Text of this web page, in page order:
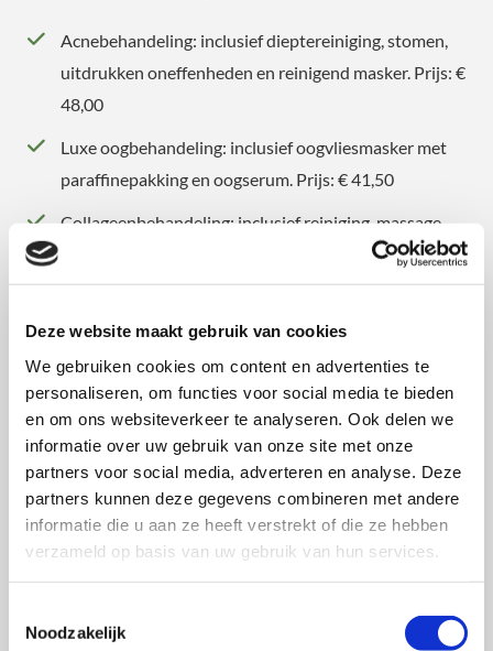
Deze website maakt gebruik van cookies
We gebruiken cookies om content en advertenties te
personaliseren, om functies voor social media te bieden
en om ons websiteverkeer te analyseren. Ook delen we
informatie over uw gebruik van onze site met onze
partners voor social media, adverteren en analyse. Deze
partners kunnen deze gegevens combineren met andere
informatie die u aan ze heeft verstrekt of die ze hebben
verzameld op basis van uw gebruik van hun services.
Noodzakelijk
Acnebehandeling: inclusief dieptereiniging, stomen,
uitdrukken oneffenheden en reinigend masker. Prijs: €
48,00
Luxe oogbehandeling: inclusief oogvliesmasker met
paraffinepakking en oogserum. Prijs: € 41,50
Collageenbehandeling: inclusief reiniging, massage,
collageen-vliesmasker en ampul. Prijs: € 94,35
voetmassage, reiniging en dieptereiniging; massage
gelaat, schouder en decolleté; masker en dag- of
nachtcrème. Prijs: € 87,00
Luxe quickbehandeling: reiniging/dieptereiniging,
ampul onder peel-offmasker (semi-elastisch
rubbermasker met liftend effect), tevens korte
massage en dag- of nachtcrème. Prijs: € 62,50
kunnen zij genieten van een persoonlijke